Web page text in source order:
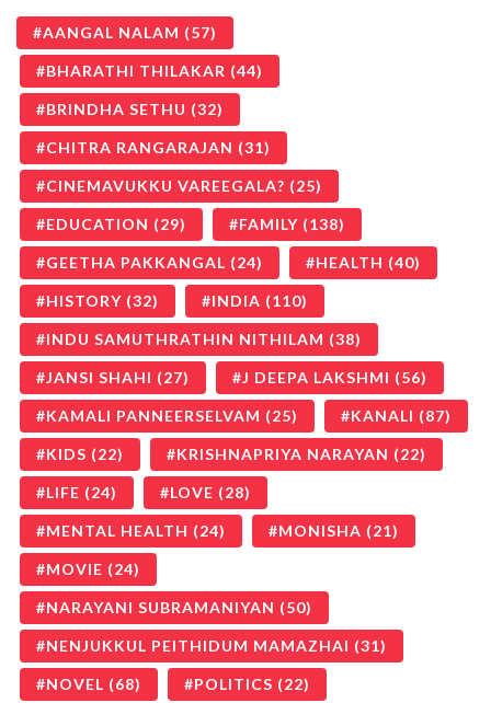
AANGAL NALAM (57)
BHARATHI THILAKAR (44)
BRINDHA SETHU (32)
CHITRA RANGARAJAN (31)
CINEMAVUKKU VAREEGALA? (25)
EDUCATION (29) FAMILY (138)
GEETHA PAKKANGAL (24) HEALTH (40)
HISTORY (32) INDIA (110)
INDU SAMUTHRATHIN NITHILAM (38)
JANSI SHAHI (27) J DEEPA LAKSHMI (56)
KAMALI PANNEERSELVAM (25) KANALI (87)
KIDS (22) KRISHNAPRIYA NARAYAN (22)
LIFE (24) LOVE (28)
MENTAL HEALTH (24) MONISHA (21)
MOVIE (24)
NARAYANI SUBRAMANIYAN (50)
NENJUKKUL PEITHIDUM MAMAZHAI (31)
NOVEL (68) POLITICS (22)